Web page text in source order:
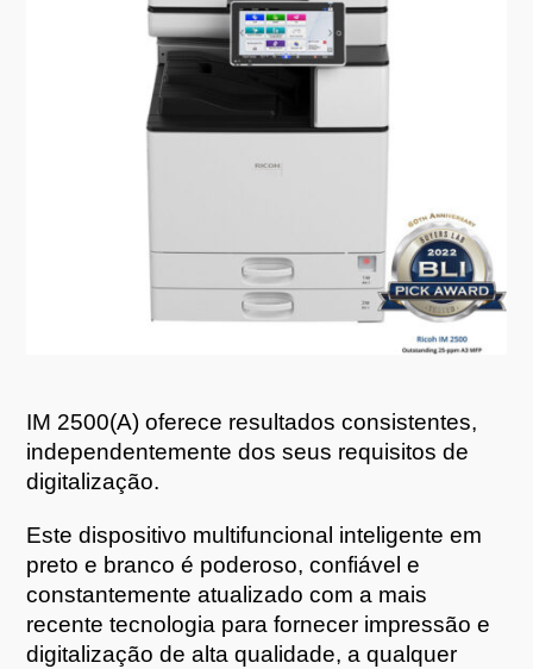
IM 2500(A) oferece resultados consistentes,
independentemente dos seus requisitos de
digitalização.
Este dispositivo multifuncional inteligente em
preto e branco é poderoso, confiável e
constantemente atualizado com a mais
recente tecnologia para fornecer impressão e
digitalização de alta qualidade, a qualquer